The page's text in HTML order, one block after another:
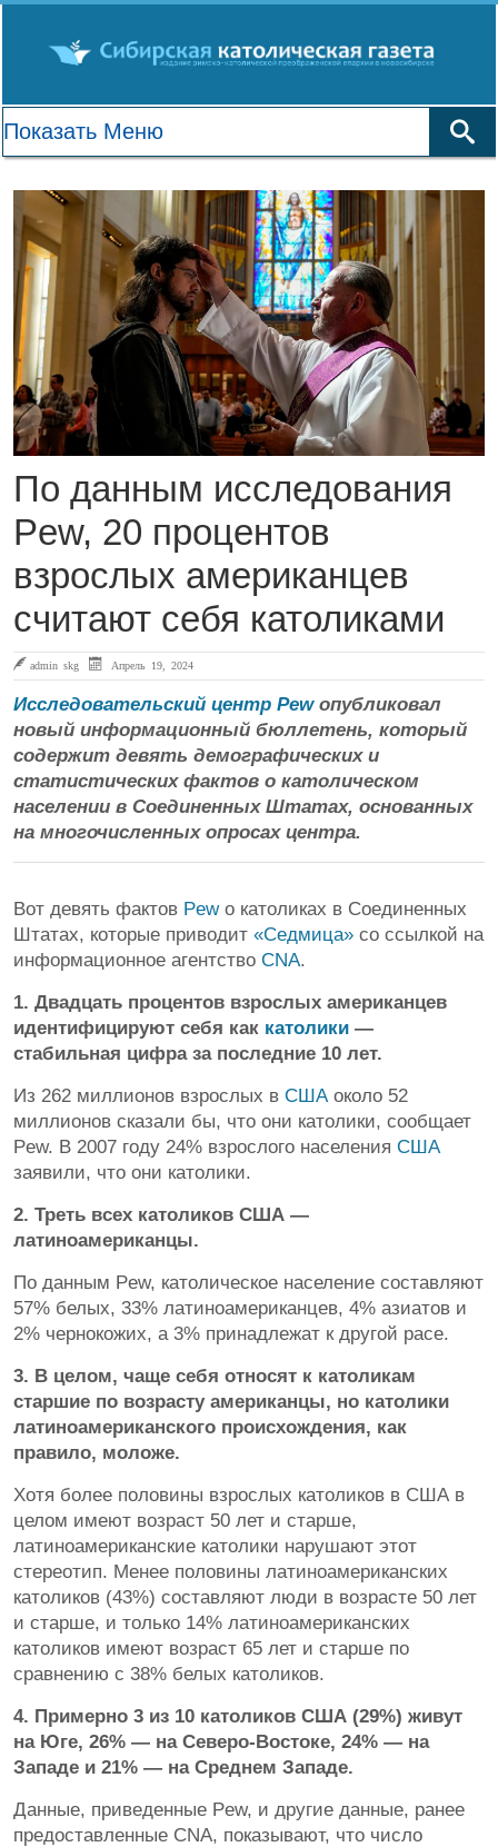
По данным исследования
Pew, 20 процентов
взрослых американцев
считают себя католиками
admin skg Апрель 19, 2024
Исследовательский центр Pewопубликовал
новый информационный бюллетень, который
содержит девять демографических и
статистических фактов о католическом
населении в Соединенных Штатах, основанных
на многочисленных опросах центра.
Вот девять фактов Pewо католиках в Соединенных
Штатах, которые приводит «Седмица» со ссылкой на
информационное агентство CNA.
1. Двадцать процентов взрослых американцев
идентифицируют себя как католики —
стабильная цифра за последние 10 лет.
Из 262 миллионов взрослых в США около 52
миллионов сказали бы, что они католики, сообщает
Pew. В 2007 году 24% взрослого населения США
заявили, что они католики.
2. Треть всех католиков США —
латиноамериканцы.
По данным Pew, католическое население составляют
57% белых, 33% латиноамериканцев, 4% азиатов и
2% чернокожих, а 3% принадлежат к другой расе.
3. В целом, чаще себя относят к католикам
старшие по возрасту американцы, но католики
латиноамериканского происхождения, как
правило, моложе.
Хотя более половины взрослых католиков в США в
целом имеют возраст 50 лет и старше,
латиноамериканские католики нарушают этот
стереотип. Менее половины латиноамериканских
католиков (43%) составляют люди в возрасте 50 лет
и старше, и только 14% латиноамериканских
католиков имеют возраст 65 лет и старше по
сравнению с 38% белых католиков.
4. Примерно 3 из 10 католиков США (29%) живут
на Юге, 26% — на Северо-Востоке, 24% — на
Западе и 21% — на Среднем Западе.
Данные, приведенные Pew, и другие данные, ранее
предоставленные CNA, показывают, что число